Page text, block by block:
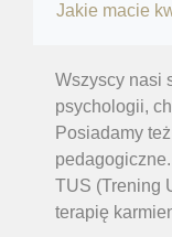
Jakie macie
Wszyscy nasi
psychologii,
Posiadamy
TUS (Trening
terapię